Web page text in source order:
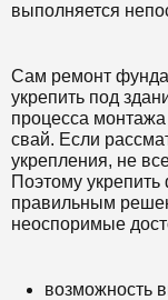
выполняется
Сам ремонт
укрепить под
процесса
свай. Если
укрепления, не
Поэтому
правильным
неоспоримые
возможность